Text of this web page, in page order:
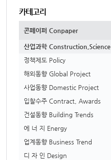
카테고리
콘페이퍼 Conpaper
산업과학 Construction,Science
정책제도 Policy
해외동향 Global Project
사업동향 Domestic Project
입찰수주 Contract, Awards
건설동향 Building Trends
에 너 지 Energy
업계동향 Business Trend
디 자 인 Design